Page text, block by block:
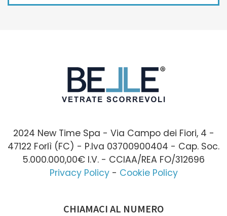
2024 New Time Spa - Via Campo dei Fiori, 4 -
47122 Forlì (FC) - P.Iva 03700900404 - Cap. Soc.
5.000.000,00€ I.V. - CCIAA/REA FO/312696
Privacy Policy- Cookie Policy
CHIAMACI AL NUMERO